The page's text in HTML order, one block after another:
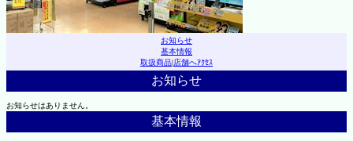
お知らせ
基本情報
取扱商品|店舗へｱｸｾｽ
お知らせ
お知らせはありません。
基本情報